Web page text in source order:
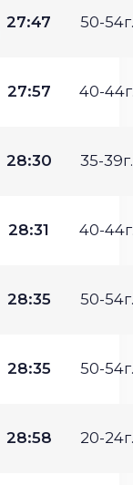
27:47 50-54г.
27:57 40-
28:30 35-39г.
28:31 40-
28:35 50-54г.
28:35 50-54г.
28:58 20-24г.